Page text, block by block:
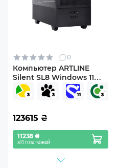
0
Компьютер ARTLINE
Silent SL8 Windows 11
Pro (SL8v24Win)
123615 ₴
11238 ₴
х11 платежей